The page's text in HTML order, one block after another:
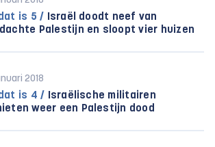
is 5 / Israël doodt neef van
Palestijn en sloopt vier huizen
2018
is 4 / Israëlische militairen
weer een Palestijn dood